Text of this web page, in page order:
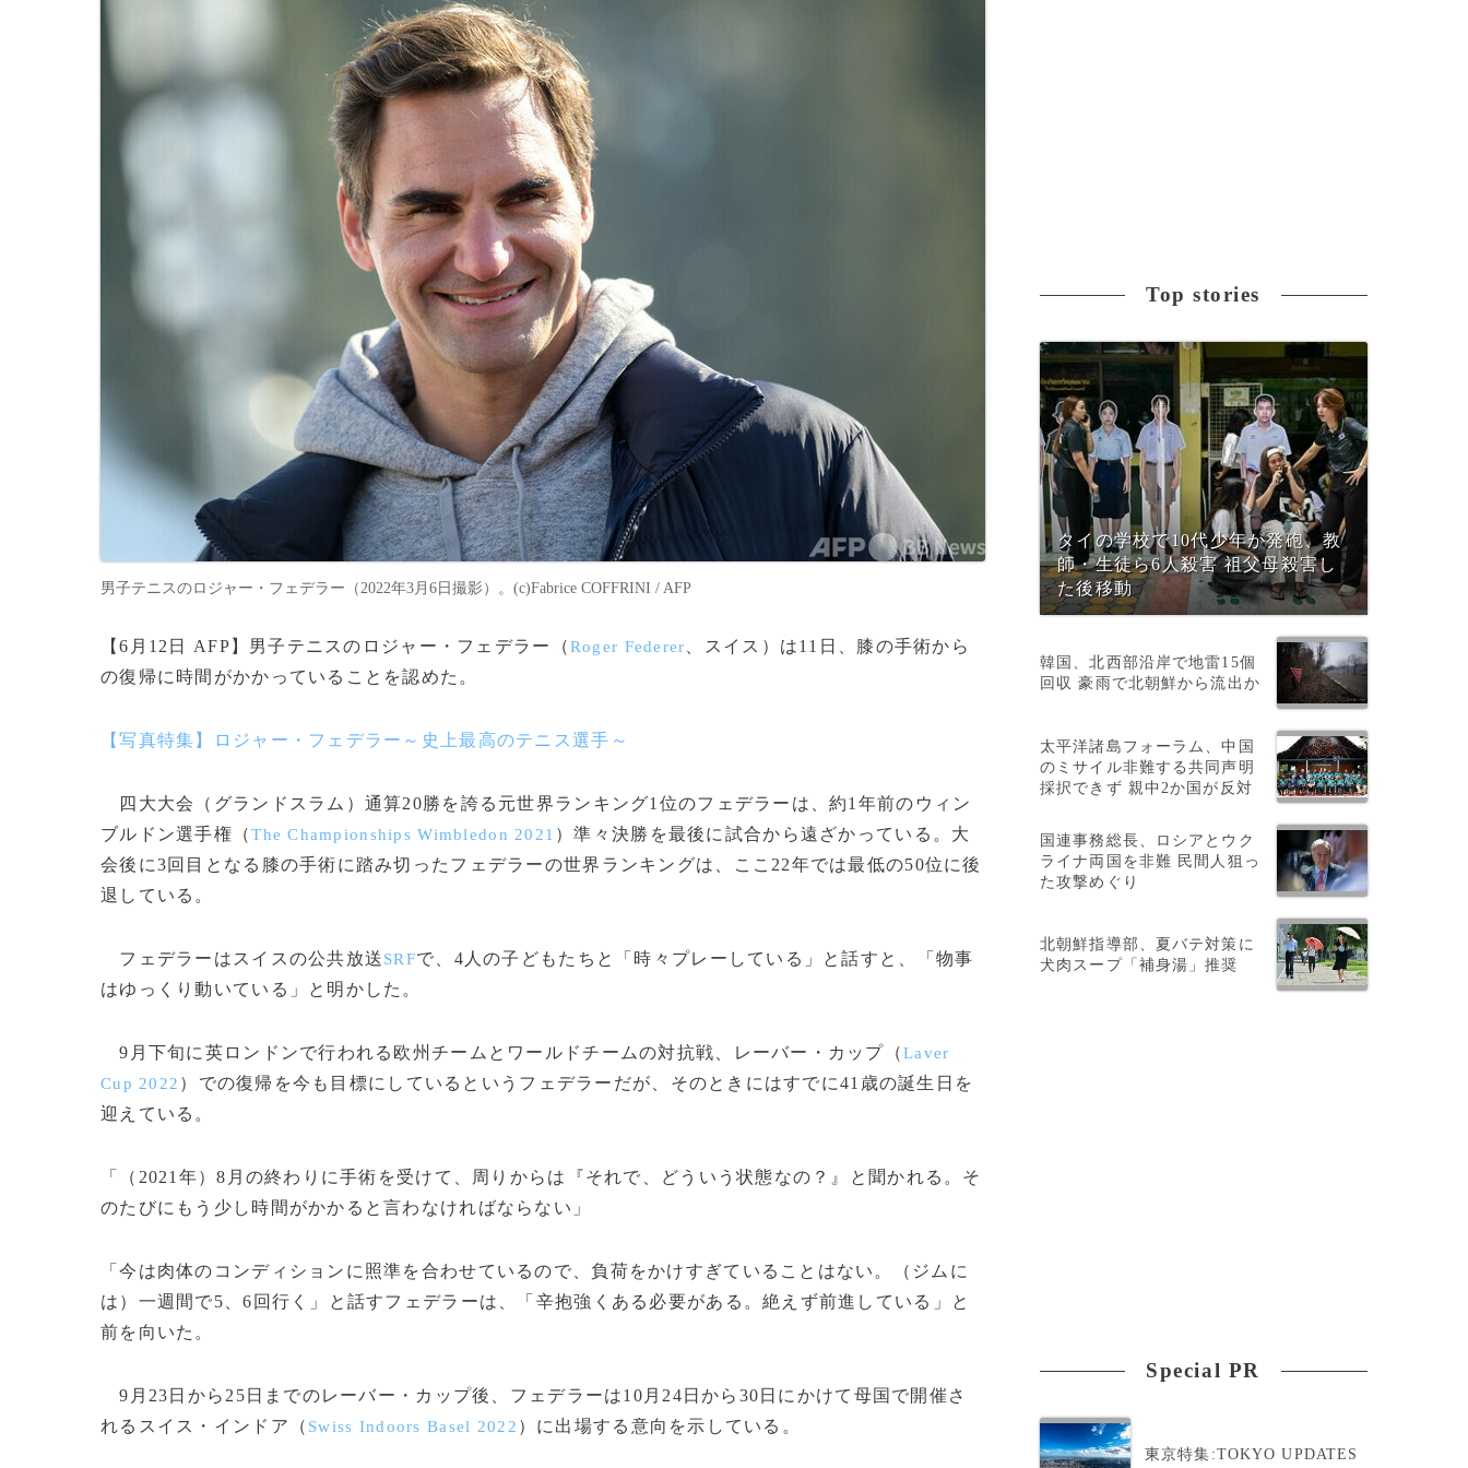
男子テニスのロジャー・フェデラー（2022年3月6日撮影）。(c)Fabrice COFFRINI / AFP
【6月12日 AFP】男子テニスのロジャー・フェデラー（Roger Federer
、スイス）は11日、膝の手術から
の復帰に時間がかかっていることを認めた。
【写真特集】ロジャー・フェデラー～史上最高のテニス選手～
四大大会（グランドスラム）通算20勝を誇る元世界ランキング1位のフェデラーは、約1年前のウィン
ブルドン選手権（The Championships Wimbledon 2021 ）準々決勝を最後に試合から遠ざかっている。大
会後に3回目となる膝の手術に踏み切ったフェデラーの世界ランキングは、ここ22年では最低の50位に後
退している。
フェデラーはスイスの公共放送SRFで、4人の子どもたちと「時々プレーしている」と話すと、「物事
はゆっくり動いている」と明かした。
9月下旬に英ロンドンで行われる欧州チームとワールドチームの対抗戦、レーバー・カップ（Laver
Cup 2022 ）での復帰を今も目標にしているというフェデラーだが、そのときにはすでに41歳の誕生日を
迎えている。
「（2021年）8月の終わりに手術を受けて、周りからは『それで、どういう状態なの？』と聞かれる。そ
のたびにもう少し時間がかかると言わなければならない」
「今は肉体のコンディションに照準を合わせているので、負荷をかけすぎていることはない。（ジムに
は）一週間で5、6回行く」と話すフェデラーは、「辛抱強くある必要がある。絶えず前進している」と
前を向いた。
9月23日から25日までのレーバー・カップ後、フェデラーは10月24日から30日にかけて母国で開催さ
れるスイス・インドア（ Swiss Indoors Basel 2022 ）に出場する意向を示している。
Top stories
タイの学校で10代少年が発砲、教
師・生徒ら6人殺害 祖父母殺害し
た後移動
韓国、北西部沿岸で地雷15個
回収 豪雨で北朝鮮から流出か
太平洋諸島フォーラム、中国
のミサイル非難する共同声明
採択できず 親中2か国が反対
国連事務総長、ロシアとウク
ライナ両国を非難 民間人狙っ
た攻撃めぐり
北朝鮮指導部、夏バテ対策に
犬肉スープ「補身湯」推奨
Special PR
東京特集:TOKYO UPDATES